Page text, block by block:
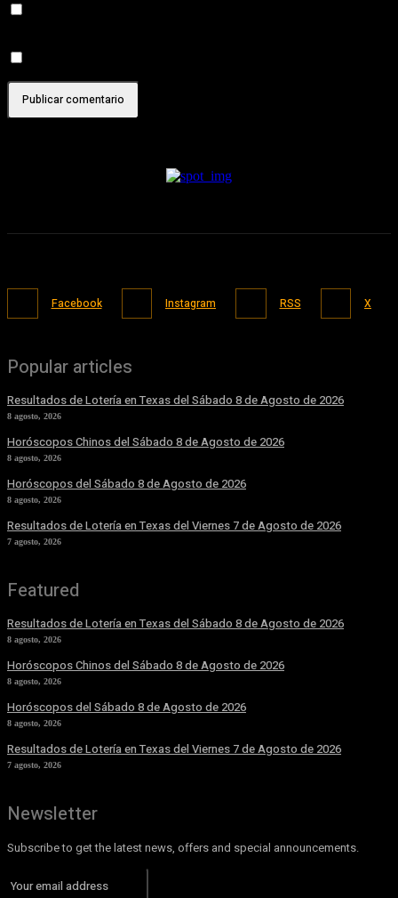
Facebook Instagram RSS X
Popular articles
Resultados de Lotería en Texas del Sábado 8 de Agosto de 2026
8 agosto, 2026
Horóscopos Chinos del Sábado 8 de Agosto de 2026
8 agosto, 2026
Horóscopos del Sábado 8 de Agosto de 2026
8 agosto, 2026
Resultados de Lotería en Texas del Viernes 7 de Agosto de 2026
7 agosto, 2026
Featured
Resultados de Lotería en Texas del Sábado 8 de Agosto de 2026
8 agosto, 2026
Horóscopos Chinos del Sábado 8 de Agosto de 2026
8 agosto, 2026
Horóscopos del Sábado 8 de Agosto de 2026
8 agosto, 2026
Resultados de Lotería en Texas del Viernes 7 de Agosto de 2026
7 agosto, 2026
Newsletter
Subscribe to get the latest news, offers and special announcements.